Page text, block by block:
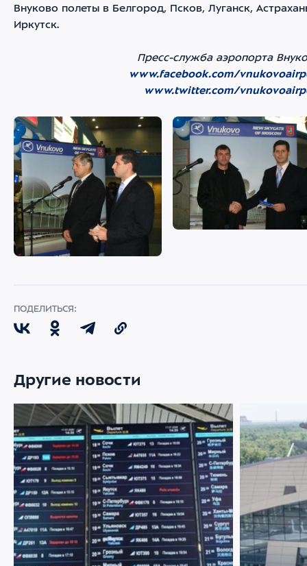
Внуково полеты в Белгород, Псков, Луганск,
Иркутск.
Пресс-служба аэропорта
www.facebook.com/
www.twitter.com/
ПОДЕЛИТЬСЯ:
Другие новости
22 ИЮЛЯ 2026 2076 21 ИЮЛЯ 2026